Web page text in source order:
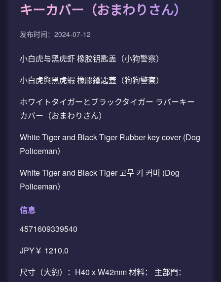
キーカバー（おまわりさん）
发布时间：2024-07-12
小白虎与黑虎虾 橡胶钥匙盖（小狗警察）
小白虎與黑虎蝦 橡膠鑰匙蓋（狗狗警察）
ホワイトタイガーとブラックタイガー ラバーキー
カバー（おまわりさん）
White Tiger and Black Tiger Rubber key cover (Dog
Policeman）
White Tiger and Black Tiger 고무 키 커버 (Dog
Policeman）
信息
4571609339540
JPY￥ 1210.0
尺寸（大約）：H40 x W42mm 材料： 主部門：